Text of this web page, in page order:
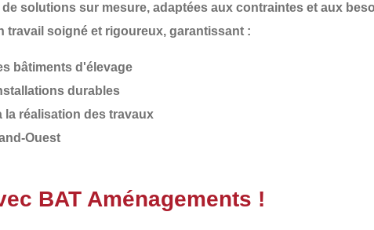
de solutions sur mesure, adaptées aux contraintes et aux
travail soigné et rigoureux, garantissant :
bâtiments d'élevage
durables
la réalisation des travaux
Ouest
BAT Aménagements !